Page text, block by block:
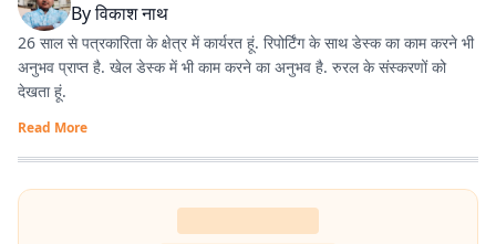
Byविकाश नाथ
26 साल से पत्रकारिता के क्षेत्र में कार्यरत हूं. रिपोर्टिंग के साथ डेस्क का काम करने भी
अनुभव प्राप्त है. खेल डेस्क में भी काम करने का अनुभव है. रुरल के संस्करणों को
देखता हूं.
Read More